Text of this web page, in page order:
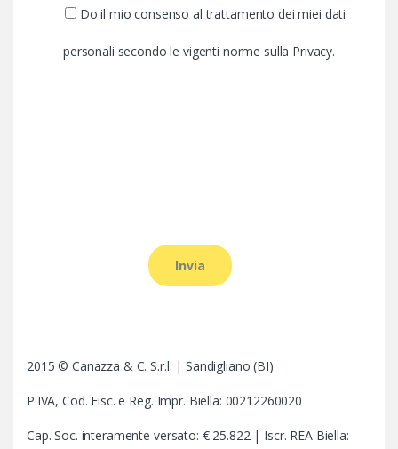
Do il mio consenso al trattamento dei miei dati
personali secondo le vigenti norme sulla Privacy.
2015 © Canazza & C. S.r.l. | Sandigliano (BI)
P.IVA, Cod. Fisc. e Reg. Impr. Biella: 00212260020
Cap. Soc. interamente versato: € 25.822 | Iscr. REA Biella: